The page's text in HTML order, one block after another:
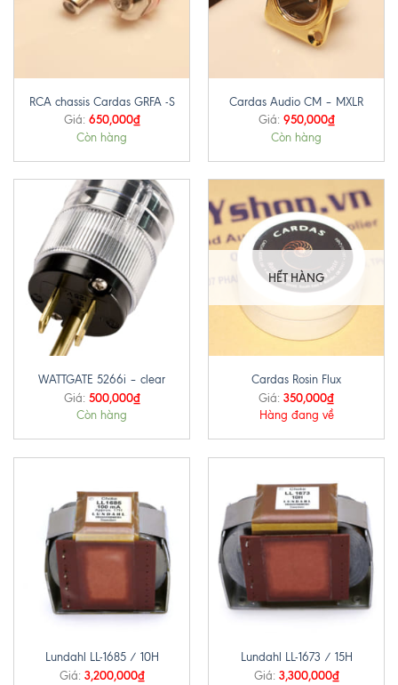
RCA chassis Cardas GRFA -S
Giá: 650,000₫
Còn hàng
Cardas Audio CM – MXLR
Giá: 950,000₫
Còn hàng
WATTGATE 5266i – clear
Giá: 500,000₫
Còn hàng
HẾT HÀNG
Cardas Rosin Flux
Giá: 350,000₫
Hàng đang về
Lundahl LL-1685 / 10H
Giá: 3,200,000₫
Lundahl LL-1673 / 15H
Giá: 3,300,000₫